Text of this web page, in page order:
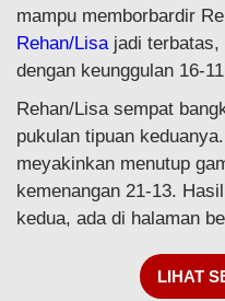
mampu memborbardir
Rehan/Lisajadi terbatas,
dengan keunggulan 16-
Rehan/Lisa sempat
pukulan tipuan
meyakinkan menutup
kemenangan 21-13.
kedua, ada di halaman
LIHAT